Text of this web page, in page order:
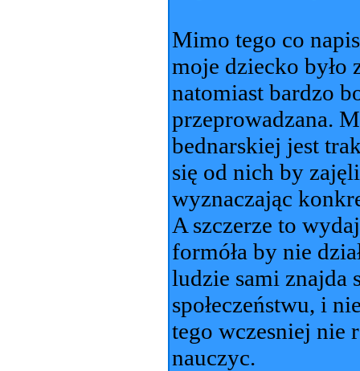
Mimo tego co
moje dziecko było
natomiast bardzo
przeprowadzana.
bednarskiej jest
się od nich by
wyznaczając
A szczerze to
formóła by nie
ludzie sami znajda
społeczeństwu, i
tego wczesniej nie
nauczyc.